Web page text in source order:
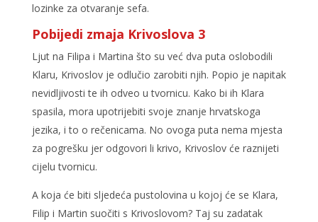
lozinke za otvaranje sefa.
Pobijedi zmaja Krivoslova 3
Ljut na Filipa i Martina što su već dva puta oslobodili
Klaru, Krivoslov je odlučio zarobiti njih. Popio je napitak
nevidljivosti te ih odveo u tvornicu. Kako bi ih Klara
spasila, mora upotrijebiti svoje znanje hrvatskoga
jezika, i to o rečenicama. No ovoga puta nema mjesta
za pogrešku jer odgovori li krivo, Krivoslov će raznijeti
cijelu tvornicu.
A koja će biti sljedeća pustolovina u kojoj će se Klara,
Filip i Martin suočiti s Krivoslovom? Taj su zadatak